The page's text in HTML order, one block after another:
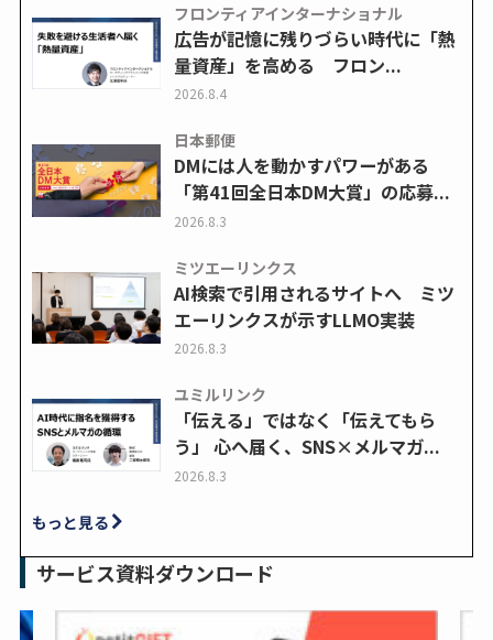
フロンティアインターナショナル
広告が記憶に残りづらい時代に「熱
量資産」を高める フロン...
2026.8.4
日本郵便
DMには人を動かすパワーがある
「第41回全日本DM大賞」の応募...
2026.8.3
ミツエーリンクス
AI検索で引用されるサイトへ ミツ
エーリンクスが示すLLMO実装
2026.8.3
ユミルリンク
「伝える」ではなく「伝えてもら
う」 心へ届く、SNS×メルマガ...
2026.8.3
もっと見る
サービス資料ダウンロード